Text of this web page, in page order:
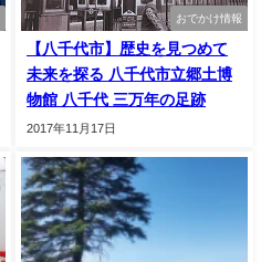
おでかけ情報
【八千代市】歴史を見つめて
未来を探る 八千代市立郷土博
物館 八千代 三万年の足跡
2017年11月17日